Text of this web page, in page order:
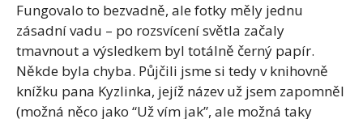
Fungovalo to bezvadně, ale fotky měly jednu
zásadní vadu – po rozsvícení světla začaly
tmavnout a výsledkem byl totálně černý papír.
Někde byla chyba. Půjčili jsme si tedy v knihovně
knížku pana Kyzlinka, jejíž název už jsem zapomněl
(možná něco jako “Už vím jak”, ale možná taky